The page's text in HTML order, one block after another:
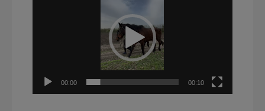
00:00 00:10